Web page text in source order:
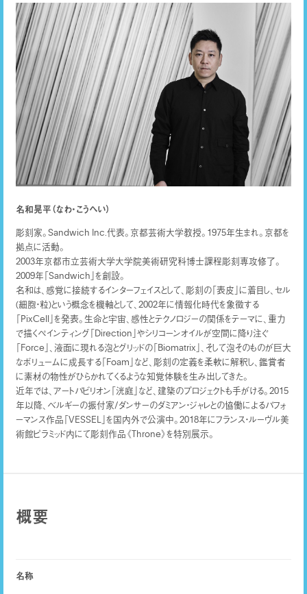
名和晃平（なわ・こうへい）
彫刻家。Sandwich Inc.代表。京都芸術大学教授。1975年生まれ。京都を
拠点に活動。
2003年京都市立芸術大学大学院美術研究科博士課程彫刻専攻修了。
2009年「Sandwich」を創設。
名和は、感覚に接続するインターフェイスとして、彫刻の「表皮」に着目し、セル
(細胞・粒)という概念を機軸として、2002年に情報化時代を象徴する
「PixCell」を発表。生命と宇宙、感性とテクノロジーの関係をテーマに、重力
で描くペインティング「Direction」やシリコーンオイルが空間に降り注ぐ
「Force」、液面に現れる泡とグリッドの「Biomatrix」、そして泡そのものが巨大
なボリュームに成長する「Foam」など、彫刻の定義を柔軟に解釈し、鑑賞者
に素材の物性がひらかれてくるような知覚体験を生み出してきた。
近年では、アートパビリオン「洸庭」など、建築のプロジェクトも手がける。2015
年以降、ベルギーの振付家/ダンサーのダミアン・ジャレとの協働によるパフォ
ーマンス作品「VESSEL」を国内外で公演中。2018年にフランス・ルーヴル美
術館ピラミッド内にて彫刻作品《Throne》を特別展示。
概要
名称